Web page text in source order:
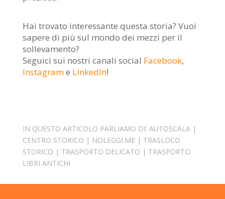
Hai trovato interessante questa storia? Vuoi
sapere di più sul mondo dei mezzi per il
sollevamento?
Seguici sui nostri canali social Facebook,
Instagrame LinkedIn!
IN QUESTO ARTICOLO PARLIAMO DI: AUTOSCALA|
CENTRO STORICO | NOLEGGI.ME| TRASLOCO
STORICO | TRASPORTO DELICATO | TRASPORTO
LIBRI ANTICHI